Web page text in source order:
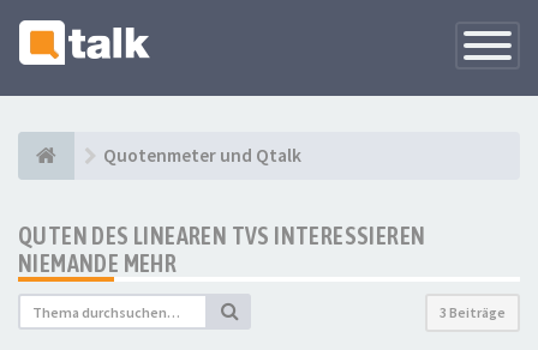
Quotenmeter und Qtalk
QUTEN DES LINEAREN TVS INTERESSIEREN
NIEMANDE MEHR
3 Beiträge